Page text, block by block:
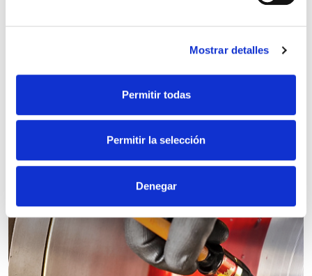
Mostrar detalles
Permitir todas
Permitir la selección
Denegar
Certificación Internacional Lean Six
| | |